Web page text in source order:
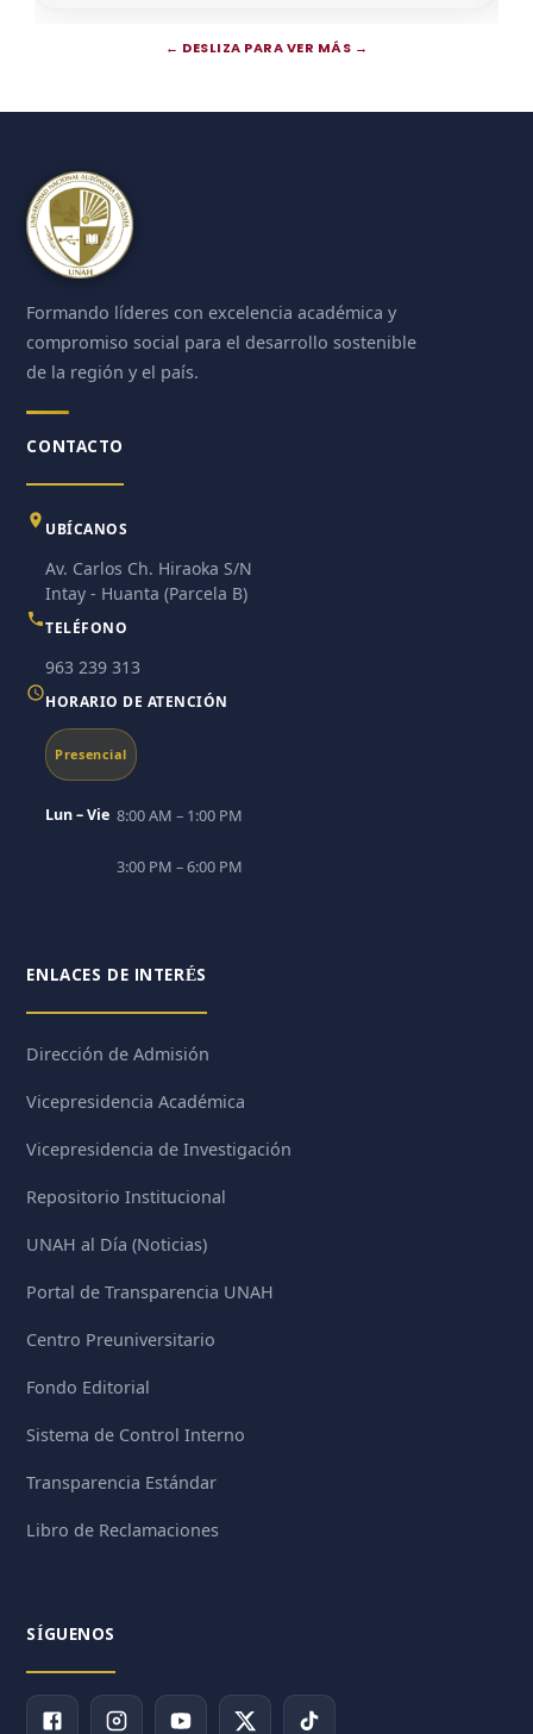
← DESLIZA PARA VER MÁS →
Formando líderes con excelencia académica y
compromiso social para el desarrollo sostenible
de la región y el país.
CONTACTO
UBÍCANOS
Av. Carlos Ch. Hiraoka S/N
Intay - Huanta (Parcela B)
TELÉFONO
963 239 313
HORARIO DE ATENCIÓN
Presencial
Lun – Vie 8:00 AM – 1:00 PM
3:00 PM – 6:00 PM
ENLACES DE INTERÉS
Dirección de Admisión
Vicepresidencia Académica
Vicepresidencia de Investigación
Repositorio Institucional
UNAH al Día (Noticias)
Portal de Transparencia UNAH
Centro Preuniversitario
Fondo Editorial
Sistema de Control Interno
Transparencia Estándar
Libro de Reclamaciones
SÍGUENOS